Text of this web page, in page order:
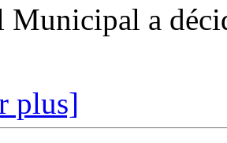
Municipal a
plus]